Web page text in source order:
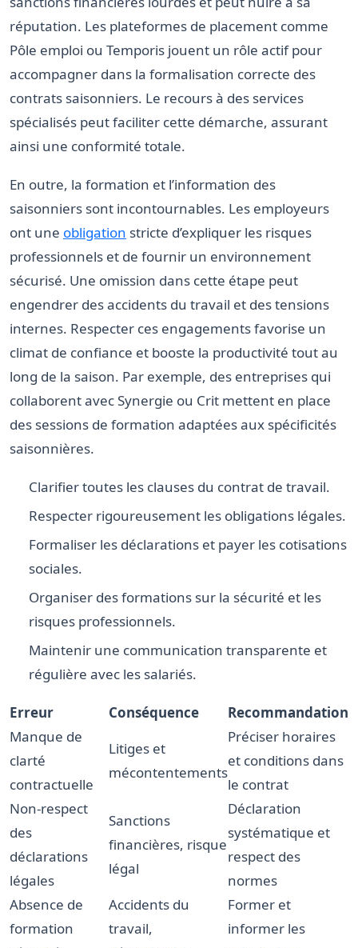
réputation. Les plateformes de placement comme
Pôle emploi ou Temporis jouent un rôle actif pour
accompagner dans la formalisation correcte des
contrats saisonniers. Le recours à des services
spécialisés peut faciliter cette démarche, assurant
ainsi une conformité totale.
En outre, la formation et l’information des
saisonniers sont incontournables. Les employeurs
ont une obligation stricte d’expliquer les risques
professionnels et de fournir un environnement
sécurisé. Une omission dans cette étape peut
engendrer des accidents du travail et des tensions
internes. Respecter ces engagements favorise un
climat de confiance et booste la productivité tout au
long de la saison. Par exemple, des entreprises qui
collaborent avec Synergie ou Crit mettent en place
des sessions de formation adaptées aux spécificités
saisonnières.
Clarifier toutes les clauses du contrat de travail.
Respecter rigoureusement les obligations légales.
Formaliser les déclarations et payer les cotisations
sociales.
Organiser des formations sur la sécurité et les
risques professionnels.
Maintenir une communication transparente et
régulière avec les salariés.
Erreur Conséquence
Recommandation
Manque de
clarté
contractuelle
Litiges et
mécontentements
Préciser horaires
et conditions dans
le contrat
Non-respect
des
déclarations
légales
Sanctions
financières, risque
légal
Déclaration
systématique et
respect des
normes
Absence de
formation
Accidents du
travail,
Former et
informer les